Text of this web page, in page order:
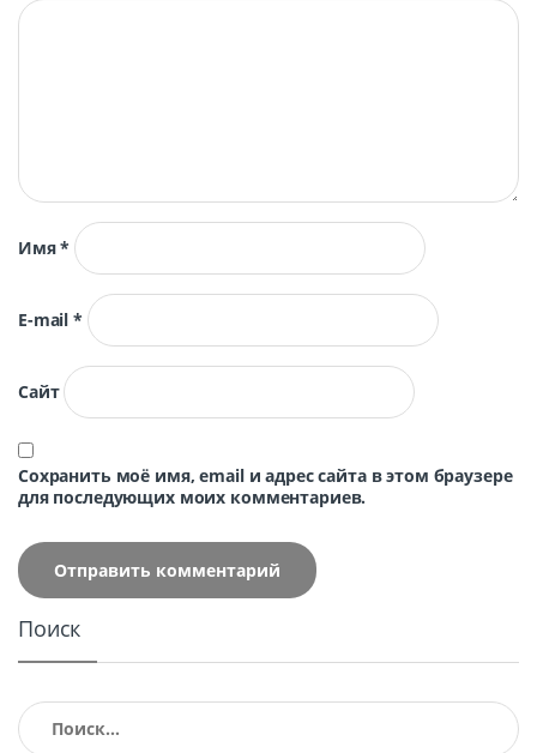
Имя*
E-mail*
Сайт
Сохранить моё имя, email и адрес сайта в этом браузере
для последующих моих комментариев.
Поиск
Найти: